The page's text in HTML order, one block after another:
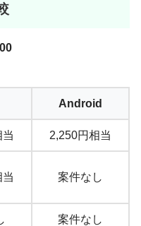
Android
2,250円相当
案件なし
案件なし